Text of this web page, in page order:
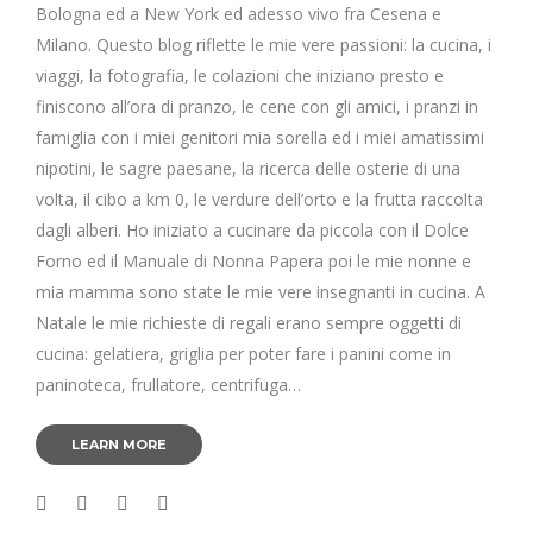
Bologna ed a New York ed adesso vivo fra Cesena e
Milano. Questo blog riflette le mie vere passioni: la cucina, i
viaggi, la fotografia, le colazioni che iniziano presto e
finiscono all’ora di pranzo, le cene con gli amici, i pranzi in
famiglia con i miei genitori mia sorella ed i miei amatissimi
nipotini, le sagre paesane, la ricerca delle osterie di una
volta, il cibo a km 0, le verdure dell’orto e la frutta raccolta
dagli alberi. Ho iniziato a cucinare da piccola con il Dolce
Forno ed il Manuale di Nonna Papera poi le mie nonne e
mia mamma sono state le mie vere insegnanti in cucina. A
Natale le mie richieste di regali erano sempre oggetti di
cucina: gelatiera, griglia per poter fare i panini come in
paninoteca, frullatore, centrifuga…
LEARN MORE